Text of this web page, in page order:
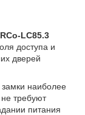
LC85.3
доступа и
дверей
наиболее
требуют
питания